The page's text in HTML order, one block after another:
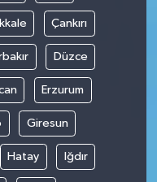
Çankırı
Düzce
Erzurum
Giresun
Hatay Iğdır